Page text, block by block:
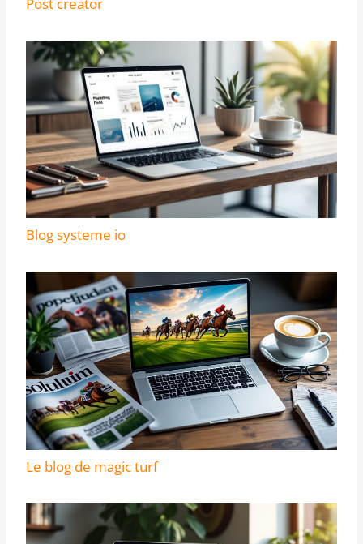
Blog systeme io
Le blog de magic turf